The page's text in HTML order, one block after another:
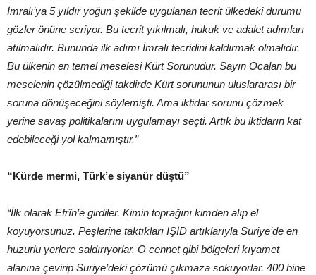
İmralı’ya 5 yıldır yoğun şekilde uygulanan tecrit ülkedeki durumu
gözler önüne seriyor. Bu tecrit yıkılmalı, hukuk ve adalet adımları
atılmalıdır. Bununda ilk adımı İmralı tecridini kaldırmak olmalıdır.
Bu ülkenin en temel meselesi Kürt Sorunudur. Sayın Öcalan bu
meselenin çözülmediği takdirde Kürt sorununun uluslararası bir
soruna dönüşeceğini söylemişti. Ama iktidar sorunu çözmek
yerine savaş politikalarını uygulamayı seçti. Artık bu iktidarın kat
edebileceği yol kalmamıştır.”
“Kürde mermi, Türk’e siyanür düştü”
“İlk olarak Efrîn’e girdiler. Kimin toprağını kimden alıp el
koyuyorsunuz. Peşlerine taktıkları IŞİD artıklarıyla Suriye’de en
huzurlu yerlere saldırıyorlar. O cennet gibi bölgeleri kıyamet
alanına çevirip Suriye’deki çözümü çıkmaza sokuyorlar. 400 bine